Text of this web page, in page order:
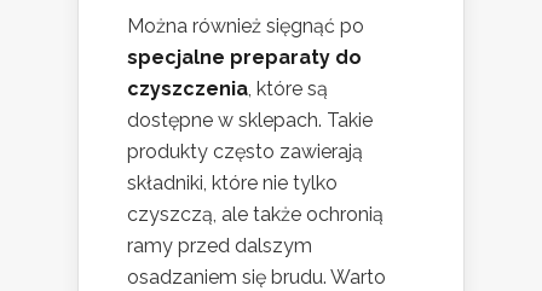
Można również sięgnąć po
specjalne preparaty do
czyszczenia, które są
dostępne w sklepach. Takie
produkty często zawierają
składniki, które nie tylko
czyszczą, ale także ochronią
ramy przed dalszym
osadzaniem się brudu. Warto